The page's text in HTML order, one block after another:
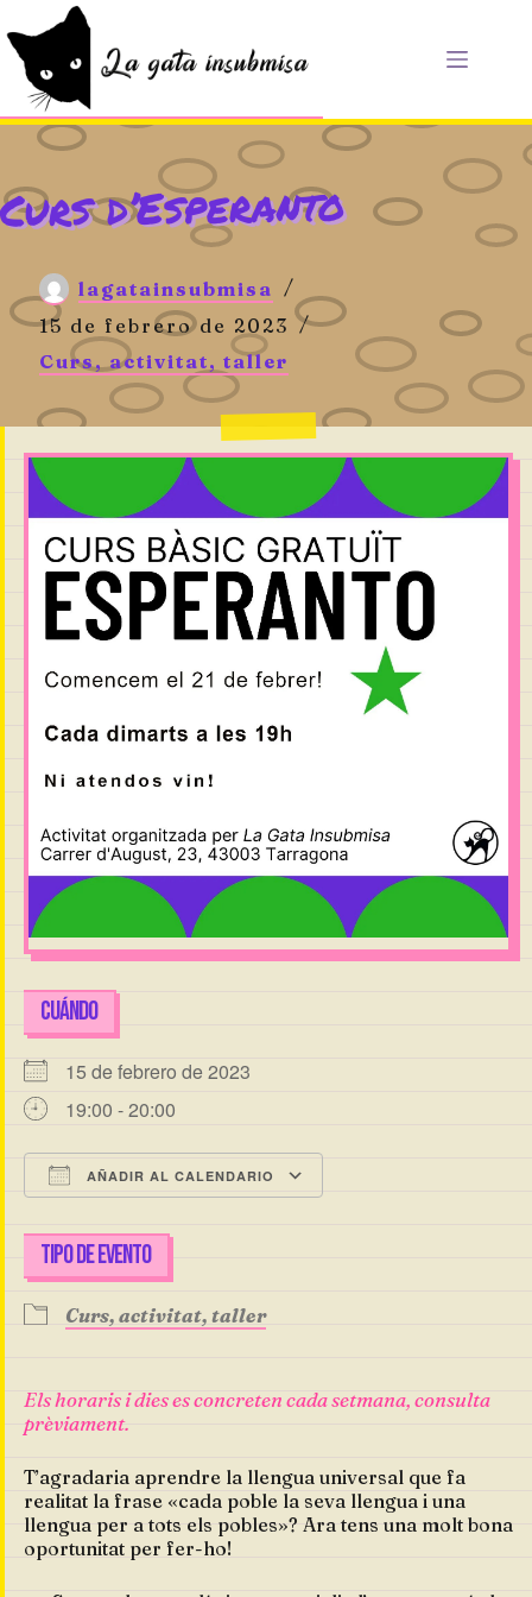
al
contenido
Curs d’Esperanto
lagatainsubmisa
15 de febrero de 2023
Curs, activitat, taller
CUÁNDO
15 de febrero de 2023
19:00 - 20:00
AÑADIR AL CALENDARIO
TIPO DE EVENTO
Curs, activitat, taller
Els horaris i dies es concreten cada setmana, consulta
prèviament.
T’agradaria aprendre la llengua universal que fa
realitat la frase «cada poble la seva llengua i una
llengua per a tots els pobles»? Ara tens una molt bona
oportunitat per fer-ho!